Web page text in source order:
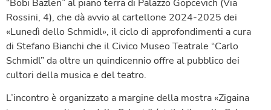
“Bobi Bazlen” al piano terra di Palazzo Gopcevich (Via
Rossini, 4), che dà avvio al cartellone 2024-2025 dei
«Lunedì dello Schmidl», il ciclo di approfondimenti a cura
di Stefano Bianchi che il Civico Museo Teatrale “Carlo
Schmidl” da oltre un quindicennio offre al pubblico dei
cultori della musica e del teatro.
L’incontro è organizzato a margine della mostra «Zigaina